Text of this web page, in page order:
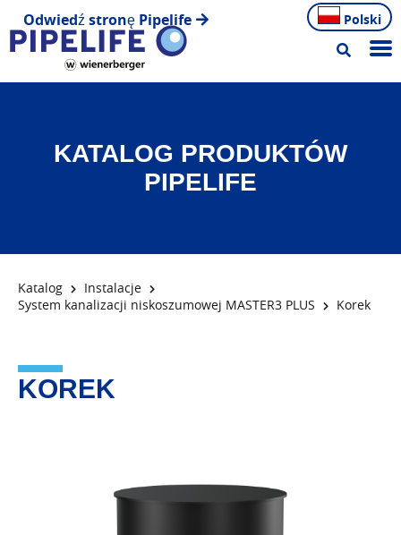
Odwiedź stronę Pipelife Polski
KATALOG PRODUKTÓW
PIPELIFE
Katalog
Instalacje
System kanalizacji niskoszumowej MASTER3 PLUS
Korek
KOREK